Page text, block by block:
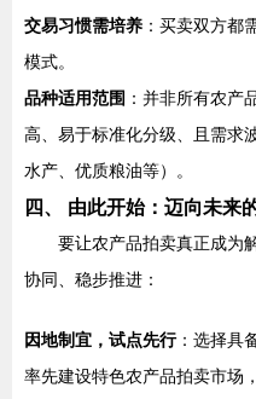
交易习惯需培养 ：买卖双方都
模式。
品种适用范围 ：并非所有农产
高、易于标准化分级、且需求
水产、优质粮油等）。
四、 由此开始：迈向未来
要让农产品拍卖真正成为
协同、稳步推进：
因地制宜，试点先行：选择具
率先建设特色农产品拍卖市场